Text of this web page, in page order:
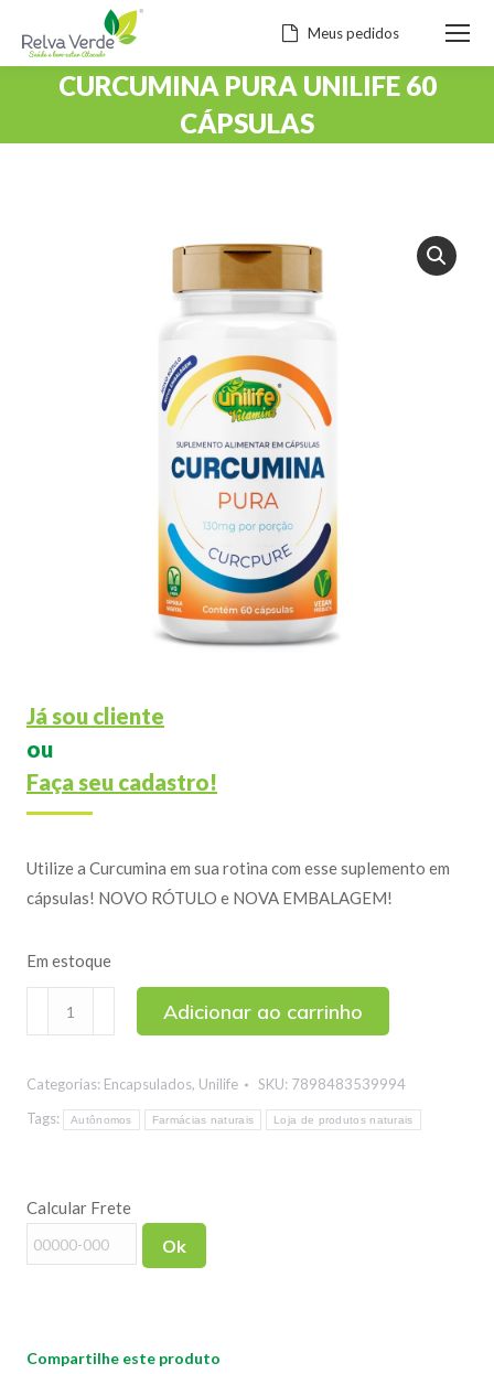
Meus pedidos
CURCUMINA PURA UNILIFE 60
CÁPSULAS
Já sou cliente
ou
Faça seu cadastro!
Utilize a Curcumina em sua rotina com esse suplemento em
cápsulas! NOVO RÓTULO e NOVA EMBALAGEM!
Em estoque
Pura
60
Cápsulas
Adicionar ao carrinho
Categorias: Encapsulados, Unilife SKU: 7898483539994
Tags:
Autônomos Farmácias naturais Loja de produtos naturais
Calcular Frete
Ok
Compartilhe este produto